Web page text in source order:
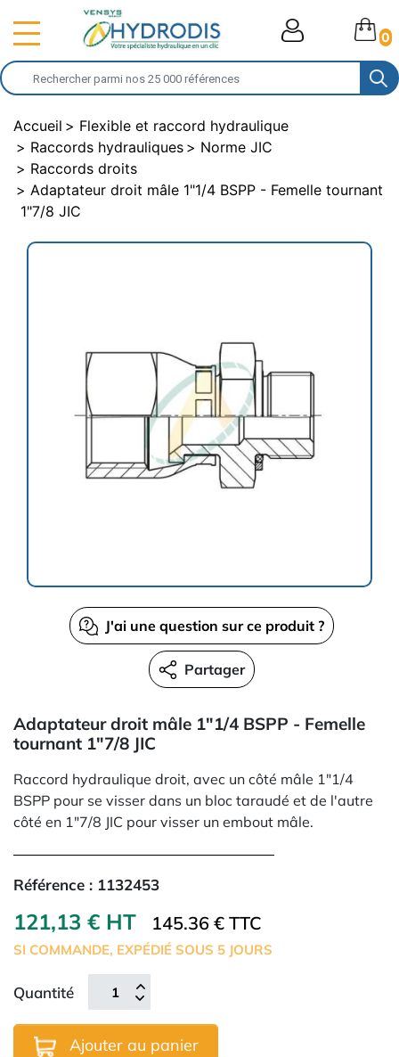
0
Accueil
Flexible et raccord hydraulique
Raccords hydrauliques
Norme JIC
Raccords droits
Adaptateur droit mâle 1"1/4 BSPP - Femelle tournant
1"7/8 JIC
J'ai une question sur ce produit ?
Partager
Adaptateur droit mâle 1"1/4 BSPP - Femelle
tournant 1"7/8 JIC
Raccord hydraulique droit, avec un côté mâle 1"1/4
BSPP pour se visser dans un bloc taraudé et de l'autre
côté en 1"7/8 JIC pour visser un embout mâle.
Référence : 1132453
121,13 € HT 145.36 € TTC
SI COMMANDE, EXPÉDIÉ SOUS 5 JOURS
Quantité
Ajouter au panier